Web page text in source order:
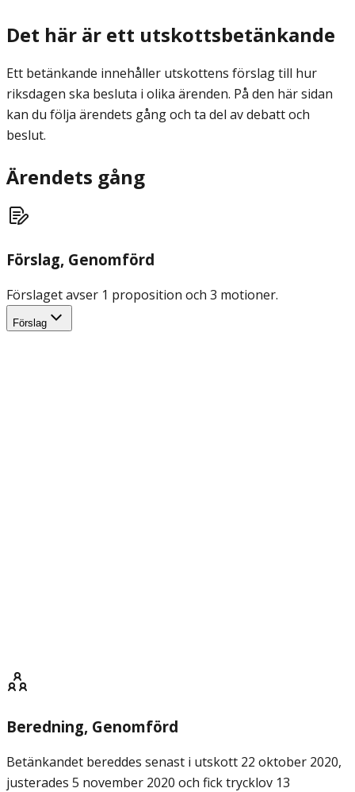
Det här är ett utskottsbetänkande
Ett betänkande innehåller utskottens förslag till hur
riksdagen ska besluta i olika ärenden. På den här sidan
kan du följa ärendets gång och ta del av debatt och
beslut.
Ärendets gång
Förslag, Genomförd
Förslaget avser 1 proposition och 3 motioner.
Förslag
Beredning, Genomförd
Betänkandet bereddes senast i utskott 22 oktober 2020,
justerades 5 november 2020 och fick trycklov 13